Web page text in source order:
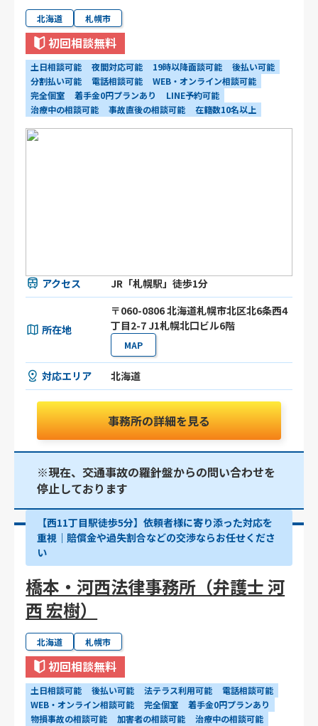
北海道 札幌市
初回相談無料
土日相談可能 夜間対応可能 19時以降面談可能
後払い可能
分割払い可能
電話相談可能
WEB・オンライン相談可能
完全個室
着手金0円プランあり
LINE予約可能
治療中の相談可能
事故直後の相談可能 在籍数10名以上
アクセス JR「札幌駅」徒歩1分
所在地
〒060-0806 北海道札幌市北区北6条西4
丁目2-7 J1札幌北口ビル6階
MAP
対応エリア 北海道
事務所の詳細を見る
※現在、交通事故の羅針盤からの問い合わせを
停止しております
【西11丁目駅徒歩5分】依頼者様に寄り添った対応を
重視｜賠償金や過失割合などの交渉ならお任せくださ
い
橋本・河西法律事務所（弁護士 河
西 宏樹）
北海道 札幌市
初回相談無料
土日相談可能 後払い可能 法テラス利用可能
電話相談可能
WEB・オンライン相談可能
完全個室
着手金0円プランあり
物損事故の相談可能
加害者の相談可能
治療中の相談可能